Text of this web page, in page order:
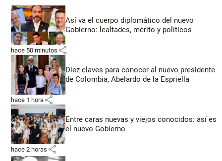
Así va el cuerpo diplomático del nuevo
Gobierno: lealtades, mérito y políticos
hace 50 minutos share
Diez claves para conocer al nuevo presidente
de Colombia, Abelardo de la Espriella
hace 1 hora share
Entre caras nuevas y viejos conocidos: así es
el nuevo Gobierno
hace 2 horas share